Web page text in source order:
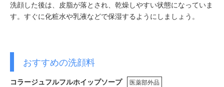
洗顔した後は、皮脂が落とされ、乾燥しやすい状態になっていま
す。すぐに化粧水や乳液などで保湿するようにしましょう。
おすすめの洗顔料
コラージュフルフルホイップソープ 医薬部外品